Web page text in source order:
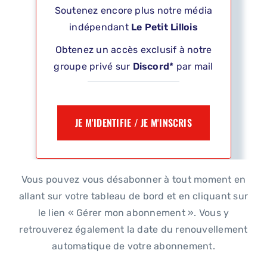
Soutenez encore plus notre média
indépendant Le Petit Lillois
Obtenez un accès exclusif à notre
groupe privé sur Discord* par mail
JE M'IDENTIFIE / JE M'INSCRIS
Vous pouvez vous désabonner à tout moment en
allant sur votre tableau de bord et en cliquant sur
le lien « Gérer mon abonnement ». Vous y
retrouverez également la date du renouvellement
automatique de votre abonnement.